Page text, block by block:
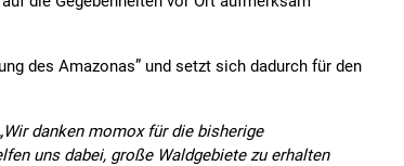
des Amazonas” und setzt sich dadurch für den
„Wir danken momox für die bisherige
uns dabei, große Waldgebiete zu erhalten